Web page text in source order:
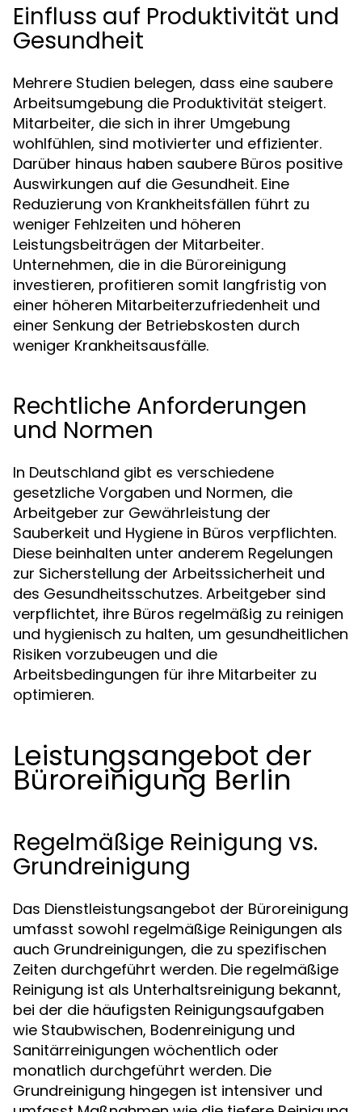
Einfluss auf Produktivität und
Gesundheit
Mehrere Studien belegen, dass eine saubere
Arbeitsumgebung die Produktivität steigert.
Mitarbeiter, die sich in ihrer Umgebung
wohlfühlen, sind motivierter und effizienter.
Darüber hinaus haben saubere Büros positive
Auswirkungen auf die Gesundheit. Eine
Reduzierung von Krankheitsfällen führt zu
weniger Fehlzeiten und höheren
Leistungsbeiträgen der Mitarbeiter.
Unternehmen, die in die Büroreinigung
investieren, profitieren somit langfristig von
einer höheren Mitarbeiterzufriedenheit und
einer Senkung der Betriebskosten durch
weniger Krankheitsausfälle.
Rechtliche Anforderungen
und Normen
In Deutschland gibt es verschiedene
gesetzliche Vorgaben und Normen, die
Arbeitgeber zur Gewährleistung der
Sauberkeit und Hygiene in Büros verpflichten.
Diese beinhalten unter anderem Regelungen
zur Sicherstellung der Arbeitssicherheit und
des Gesundheitsschutzes. Arbeitgeber sind
verpflichtet, ihre Büros regelmäßig zu reinigen
und hygienisch zu halten, um gesundheitlichen
Risiken vorzubeugen und die
Arbeitsbedingungen für ihre Mitarbeiter zu
optimieren.
Leistungsangebot der
Büroreinigung Berlin
Regelmäßige Reinigung vs.
Grundreinigung
Das Dienstleistungsangebot der Büroreinigung
umfasst sowohl regelmäßige Reinigungen als
auch Grundreinigungen, die zu spezifischen
Zeiten durchgeführt werden. Die regelmäßige
Reinigung ist als Unterhaltsreinigung bekannt,
bei der die häufigsten Reinigungsaufgaben
wie Staubwischen, Bodenreinigung und
Sanitärreinigungen wöchentlich oder
monatlich durchgeführt werden. Die
Grundreinigung hingegen ist intensiver und